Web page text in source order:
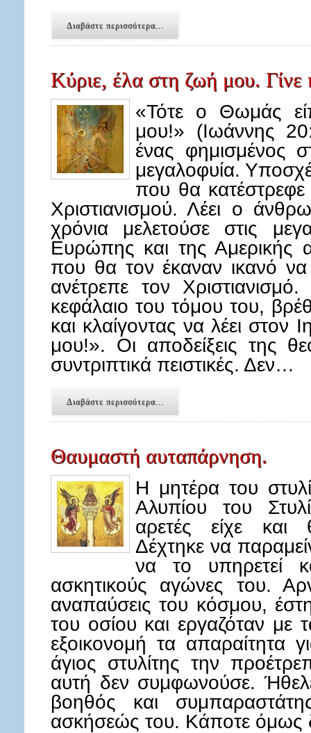
Διαβάστε περισσότερα...
Κύριε, έλα στη ζωή μου. Γίνε
«Τότε ο Θωμάς
μου!» (Ιωάννης
ένας φημισμένος
μεγαλοφυία.
που θα
Χριστιανισμού. Λέει ο
χρόνια μελετούσε στις
Ευρώπης και της Αμερικής
που θα τον έκαναν ικανό
ανέτρεπε τον
κεφάλαιο του τόμου του,
και κλαίγοντας να λέει
μου!». Οι αποδείξεις της
συντριπτικά πειστικές. Δεν…
Διαβάστε περισσότερα...
Θαυμαστή αυταπάρνηση.
Η μητέρα του
Αλυπίου του
αρετές είχε και
Δέχτηκε να
να το υπηρετεί
ασκητικούς αγώνες του.
αναπαύσεις του κόσμου,
του οσίου και εργαζόταν με
εξοικονομή τα απαραίτητα
άγιος στυλίτης την
αυτή δεν συμφωνούσε.
βοηθός και
ασκήσεώς του. Κάποτε όμως